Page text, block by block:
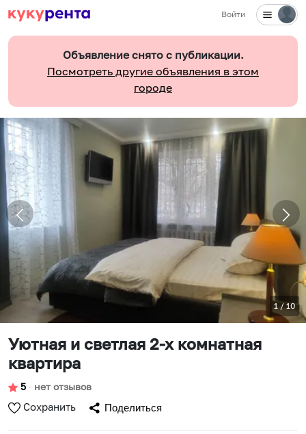
Войти
Объявление снято с публикации.
Посмотреть другие объявления в этом
городе
1/10
Уютная и светлая 2-х комнатная
квартира
5 ∙ нет отзывов
Сохранить Поделиться